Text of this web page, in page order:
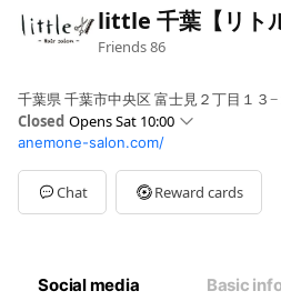
little 千葉【リト
Friends86
千葉県 千葉市中央区 富士見２丁目１３
Closed Opens Sat 10:00
Sun10:00 - 21:00
Mon10:00 - 21:00
Tue10:00 - 21:00
Wed10:00 - 21:00
10:00 - 21:00
anemone-salon.com/
Chat Reward cards
Social media Basic